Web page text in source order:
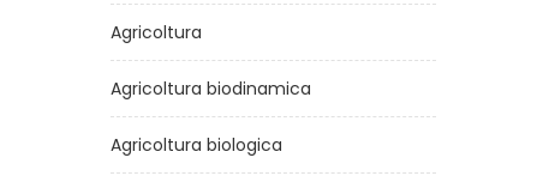
Agricoltura
Agricoltura biodinamica
Agricoltura biologica